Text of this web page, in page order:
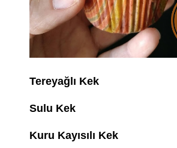
Tereyağlı Kek
Sulu Kek
Kuru Kayısılı Kek